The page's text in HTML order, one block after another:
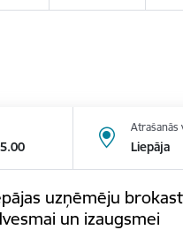
Atrašanās
Liepāja
uzņēmēju
un izaugsmei